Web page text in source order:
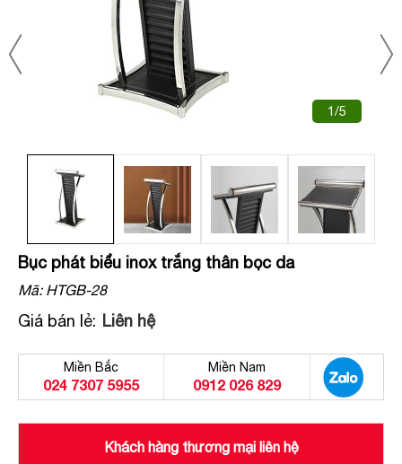
1/5
Bục phát biểu inox trắng thân bọc da
Mã:HTGB-28
Giá bán lẻ: Liên hệ
Miền Bắc
024 7307 5955
Miền Nam
0912 026 829
Khách hàng thương mại liên hệ